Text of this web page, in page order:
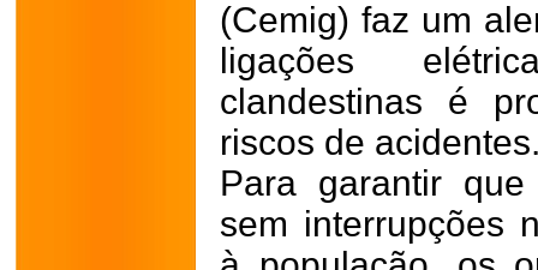
(Cemig) faz um
ligações
clandestinas é
riscos de
Para garantir
sem interrupções